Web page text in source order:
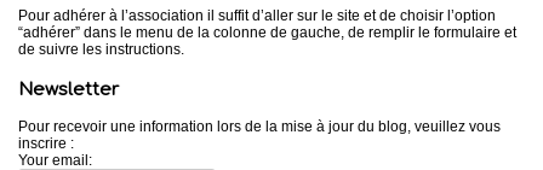
Pour adhérer à l’association il suffit d’aller sur le site et de choisir l’option
“adhérer” dans le menu de la colonne de gauche, de remplir le formulaire et
de suivre les instructions.
Newsletter
Pour recevoir une information lors de la mise à jour du blog, veuillez vous
inscrire :
Your email: